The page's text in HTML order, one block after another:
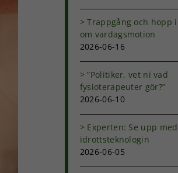
Trappgång och hopp
om vardagsmotion
2026-06-16
”Politiker, vet ni vad
fysioterapeuter gör?”
2026-06-10
Experten: Se upp med
idrottsteknologin
2026-06-05